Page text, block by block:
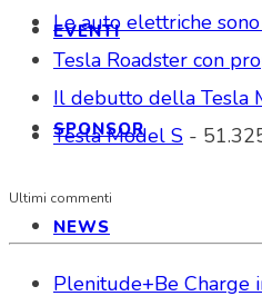
EVENTI
SPONSOR
NEWS
Le auto elettriche
Tesla Roadster con
Il debutto della Tesla
Tesla Model S -
Ultimi commenti
Plenitude+Be Charge